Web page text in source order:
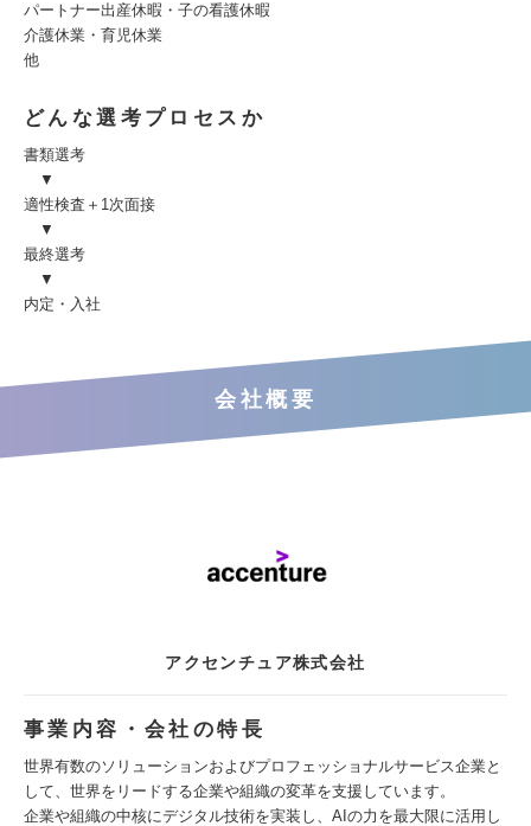
パートナー出産休暇・子の看護休暇
介護休業・育児休業
他
どんな選考プロセスか
書類選考
▼
適性検査＋1次面接
▼
最終選考
▼
内定・入社
会社概要
アクセンチュア株式会社
事業内容・会社の特長
世界有数のソリューションおよびプロフェッショナルサービス企業と
して、世界をリードする企業や組織の変革を支援しています。
企業や組織の中核にデジタル技術を実装し、AIの力を最大限に活用し